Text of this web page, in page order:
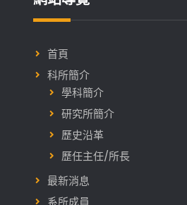
首頁
科所簡介
學科簡介
研究所簡介
歷史沿革
歷任主任/所長
最新消息